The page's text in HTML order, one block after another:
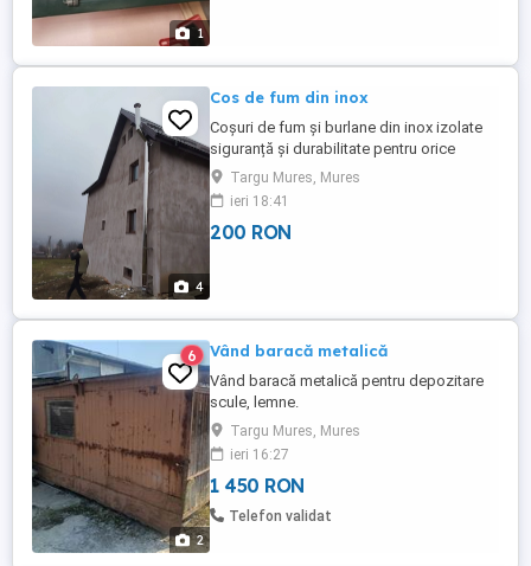
1
4
Cos de fum din inox
Coșuri de fum și burlane din inox izolate
siguranță și durabilitate pentru orice
sistem de încălzire! La cel mai bun preț și
calitate - Grosime tablă: 1 mm - Izolație
termică cu vermiculit - Rezistență la
temperaturi de până la 1200 C Oferim
Targu Mures, Mures
ieri 18:41
200 RON
2
6 Vând baracă metalică
Vând baracă metalică pentru depozitare
scule, lemne.
Targu Mures, Mures
ieri 16:27
1 450 RON
Telefon validat